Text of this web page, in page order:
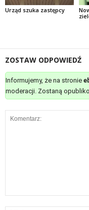
Urząd szuka zastępcy
ZOSTAW ODPOWIEDŹ
Informujemy, że na stronie
moderacji. Zostaną